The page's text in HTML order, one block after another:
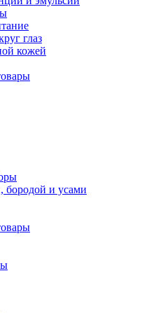
глаз
кожей
бородой и усами